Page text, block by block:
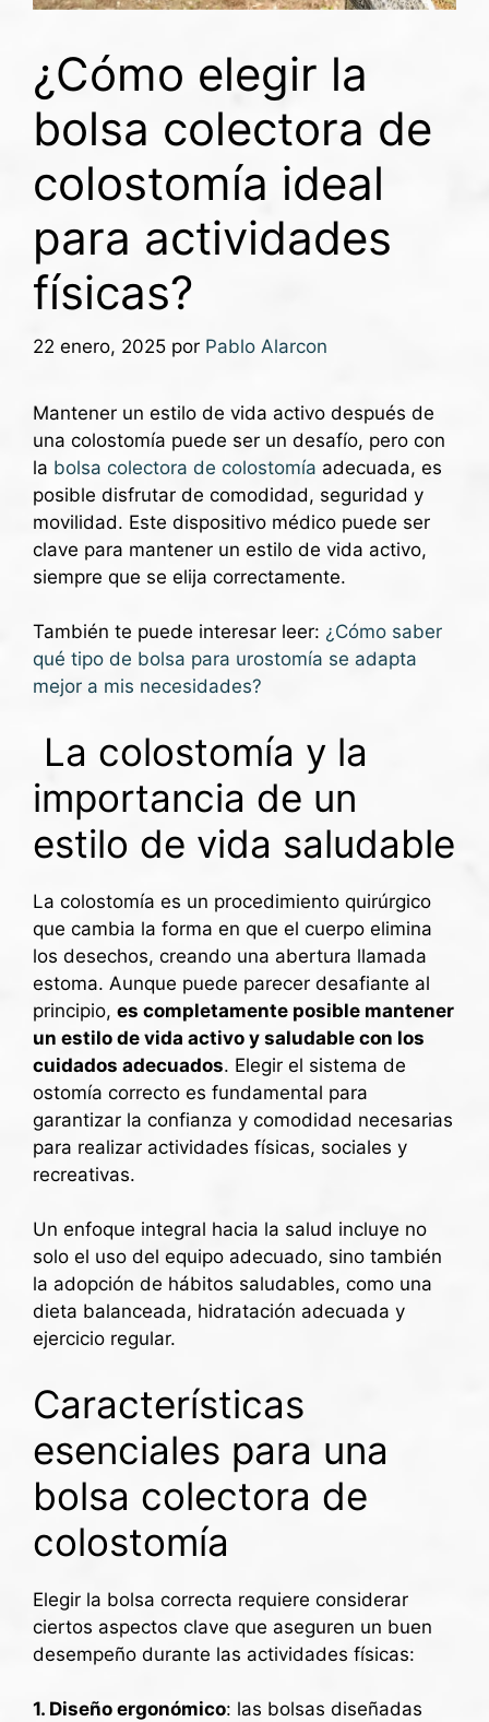
¿Cómo elegir la
bolsa colectora de
colostomía ideal
para actividades
físicas?
22 enero, 2025 por Pablo Alarcon
Mantener un estilo de vida activo después de
una colostomía puede ser un desafío, pero con
la bolsa colectora de colostomía adecuada, es
posible disfrutar de comodidad, seguridad y
movilidad. Este dispositivo médico puede ser
clave para mantener un estilo de vida activo,
siempre que se elija correctamente.
También te puede interesar leer: ¿Cómo saber
qué tipo de bolsa para urostomía se adapta
mejor a mis necesidades?
La colostomía y la
importancia de un
estilo de vida saludable
La colostomía es un procedimiento quirúrgico
que cambia la forma en que el cuerpo elimina
los desechos, creando una abertura llamada
estoma. Aunque puede parecer desafiante al
principio, es completamente posible mantener
un estilo de vida activo y saludable con los
cuidados adecuados. Elegir el sistema de
ostomía correcto es fundamental para
garantizar la confianza y comodidad necesarias
para realizar actividades físicas, sociales y
recreativas.
Un enfoque integral hacia la salud incluye no
solo el uso del equipo adecuado, sino también
la adopción de hábitos saludables, como una
dieta balanceada, hidratación adecuada y
ejercicio regular.
Características
esenciales para una
bolsa colectora de
colostomía
Elegir la bolsa correcta requiere considerar
ciertos aspectos clave que aseguren un buen
desempeño durante las actividades físicas:
1. Diseño ergonómico: las bolsas diseñadas